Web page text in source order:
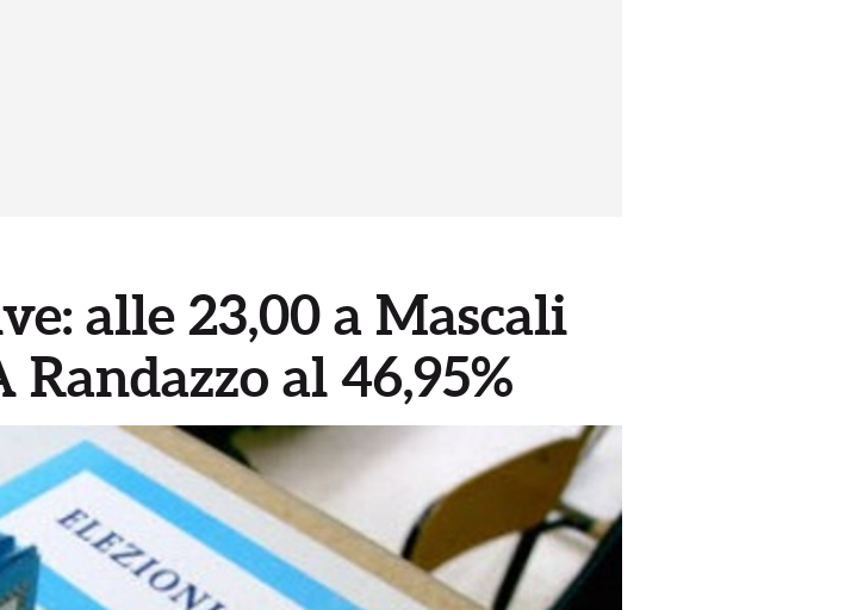
alle 23,00 a Mascali
al 46,95%